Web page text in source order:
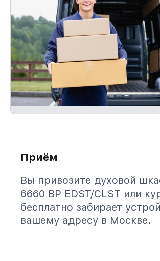
Приём
Вы привозите духовой
6660 BP EDST/CLST или
бесплатно забирает
вашему адресу в Москве.